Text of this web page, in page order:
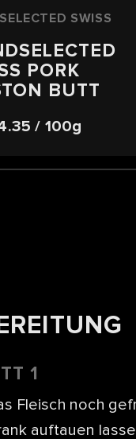
SWISS
PORK
BUTT
/ 100g
1
Fleisch noch
auftauen